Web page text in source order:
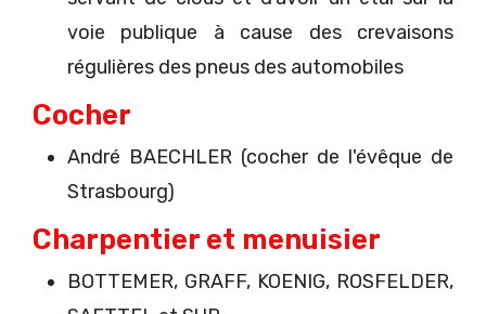
voie publique à cause des crevaisons
régulières des pneus des automobiles
Cocher
André BAECHLER (cocher de l'évêque de
Strasbourg)
Charpentier et menuisier
BOTTEMER, GRAFF, KOENIG, ROSFELDER,